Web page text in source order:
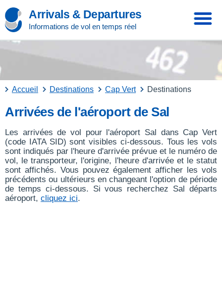
Arrivals & Departures
Informations de vol en temps réel
Accueil Destinations Cap Vert Destinations
Arrivées de l'aéroport de Sal
Les arrivées de vol pour l'aéroport Sal dans Cap Vert
(code IATA SID) sont visibles ci-dessous. Tous les vols
sont indiqués par l'heure d'arrivée prévue et le numéro de
vol, le transporteur, l'origine, l'heure d'arrivée et le statut
sont affichés. Vous pouvez également afficher les vols
précédents ou ultérieurs en changeant l'option de période
de temps ci-dessous. Si vous recherchez Sal départs
aéroport, cliquez ici.